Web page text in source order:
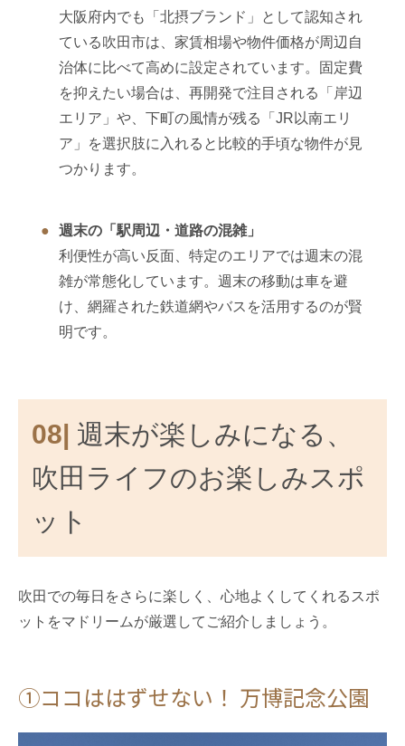
大阪府内でも「北摂ブランド」として認知され
ている吹田市は、家賃相場や物件価格が周辺自
治体に比べて高めに設定されています。固定費
を抑えたい場合は、再開発で注目される「岸辺
エリア」や、下町の風情が残る「JR以南エリ
ア」を選択肢に入れると比較的手頃な物件が見
つかります。
週末の「駅周辺・道路の混雑」
利便性が高い反面、特定のエリアでは週末の混
雑が常態化しています。週末の移動は車を避
け、網羅された鉄道網やバスを活用するのが賢
明です。
08| 週末が楽しみになる、
吹田ライフのお楽しみスポ
ット
吹田での毎日をさらに楽しく、心地よくしてくれるスポ
ットをマドリームが厳選してご紹介しましょう。
①ココははずせない！ 万博記念公園